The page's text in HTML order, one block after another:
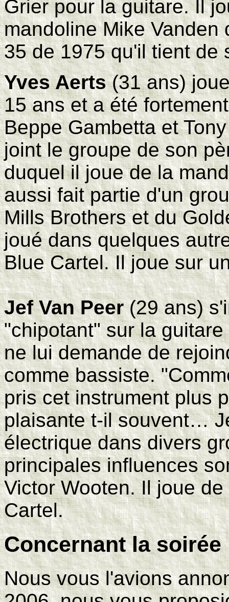
Grier pour la guitare. Il
mandoline Mike Vanden
35 de 1975 qu'il tient de
Yves Aerts(31 ans)
15 ans et a été
Beppe Gambetta et
joint le groupe de son
duquel il joue de la
aussi fait partie d'un
Mills Brothers et du
joué dans quelques
Blue Cartel. Il joue sur
Jef Van Peer(29 ans)
"chipotant" sur la
ne lui demande de
comme bassiste.
pris cet instrument plus
plaisante t-il souvent…
électrique dans divers
principales influences
Victor Wooten. Il joue
Cartel.
Concernant la soirée
Nous vous l'avions